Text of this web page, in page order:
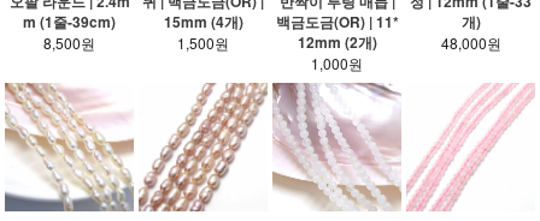
m (1줄-39cm)
8,500원
15mm (4개)
1,500원
백금도금(OR) | 11*
12mm (2개)
1,000원
개)
48,000원